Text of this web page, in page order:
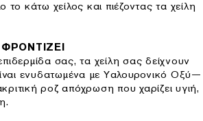
κάτω χείλος και πιέζοντας τα χείλη
σας, τα χείλη σας δείχνουν
ενυδατωμένα με Υαλουρονικό Οξύ—
ροζ απόχρωση που χαρίζει υγιή,